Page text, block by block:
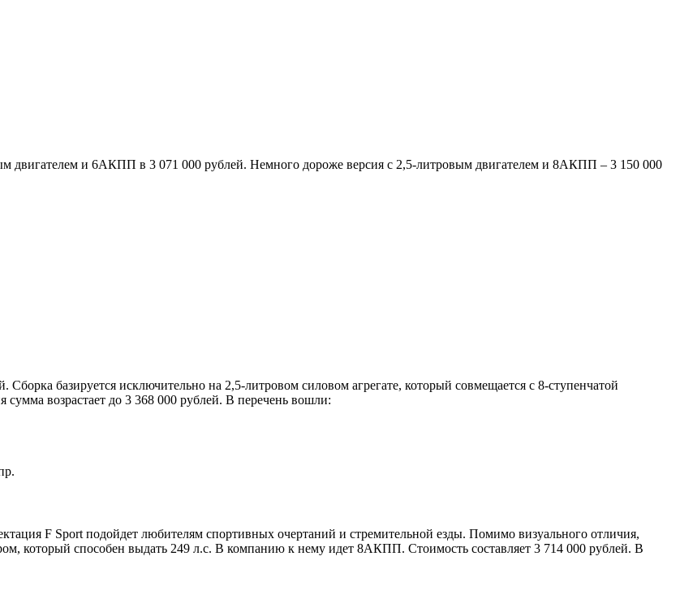
двигателем и 6АКПП в 3 071 000 рублей. Немного дороже версия с 2,5-литровым двигателем и 8АКПП – 3 150 000
Сборка базируется исключительно на 2,5-литровом силовом агрегате, который совмещается с 8-ступенчатой
сумма возрастает до 3 368 000 рублей. В перечень вошли:
F Sport подойдет любителям спортивных очертаний и стремительной езды. Помимо визуального отличия,
который способен выдать 249 л.с. В компанию к нему идет 8АКПП. Стоимость составляет 3 714 000 рублей. В